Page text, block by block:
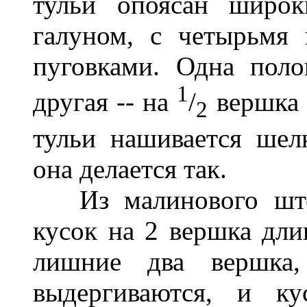
галуном, с четырьмя
пуговками. Одна
другая -- на 1/2 вершка
тульи нашивается
она делается так.
Из малинового
кусок на 2 вершка
лишние два
выдергиваются, и